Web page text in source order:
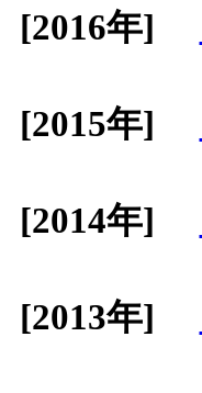
[2016年]
[2015年]
[2014年]
[2013年]